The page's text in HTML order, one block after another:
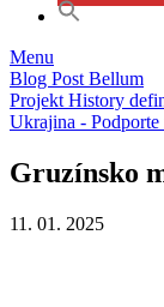
Menu
Blog Post Bellum
Projekt History
Ukrajina -
Gruzínsko
11. 01. 2025